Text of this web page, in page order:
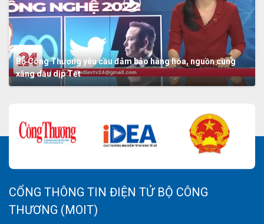
Bộ Công Thương yêu cầu đảm bảo hàng hóa, nguồn cung
xăng dầu dịp Tết
CỔNG THÔNG TIN ĐIỆN TỬ BỘ CÔNG
THƯƠNG (MOIT)